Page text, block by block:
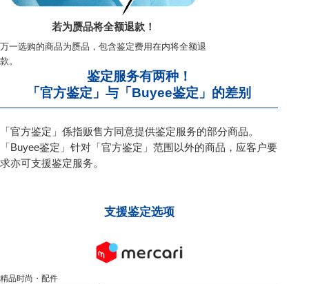
若为赝品将全额退款！
万一选购的商品为赝品，包含鉴定费用在内将全额退
款。
鉴定服务有两种！
「官方鉴定」与「Buyee鉴定」的差别
「官方鉴定」係指贩售方同意提供鉴定服务的部分商品。
「Buyee鉴定」针对「官方鉴定」范围以外的商品，应客户要
求亦可支援鉴定服务。
支援鉴定选项
精品时尚・配件